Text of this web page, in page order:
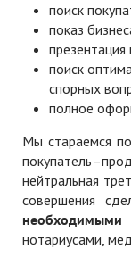
поиск
показ
презентация
поиск
спорных
полное
Мы стараемся
нейтральная
совершения
нотариусами,